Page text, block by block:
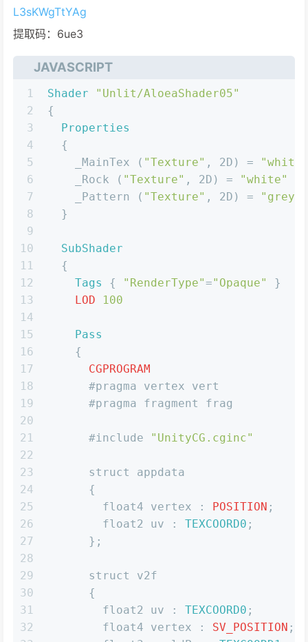
L3sKWgTtYAg
提取码：6ue3
JAVASCRIPT
1
2
3
4
5
6
7
8
9
10
11
12
13
14
15
16
17
18
19
20
21
22
23
24
25
26
27
28
29
30
31
32
Shader
"Unlit/AloeaShader05"
{
Properties
  {
    _MainTex (
"Texture" , 2D) =
"white"
    _Rock (
"Texture" , 2D) = "white"
    _Pattern (
"Texture" , 2D) = "grey"
  }
SubShader
  {
Tags
{ "RenderType"="Opaque"
}
LOD
100
Pass
    {
CGPROGRAM
      #pragma vertex vert
      #pragma fragment frag
      #include
"UnityCG.cginc"
      struct appdata
      {
        float4 vertex :
POSITION ;
        float2 uv :
TEXCOORD0 ;
      };
      struct v2f
      {
        float2 uv :
TEXCOORD0 ;
        float4 vertex :
SV_POSITION ;